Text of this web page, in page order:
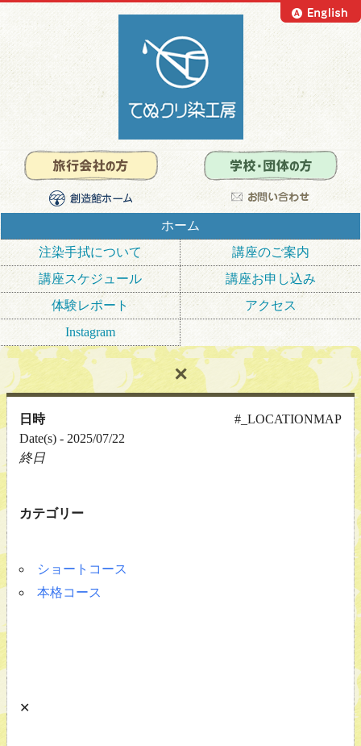
ホーム
注染手拭について
講座のご案内
講座スケジュール
講座お申し込み
体験レポート
アクセス
Instagram
✕
#_LOCATIONMAP
日時
Date(s) - 2025/07/22
終日
カテゴリー
ショートコース
本格コース
✕